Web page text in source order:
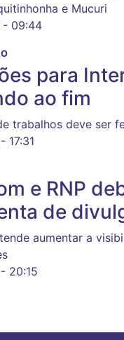
e Mucuri
09:44
para
ao fim
trabalhos deve ser
17:31
e RNP
de
aumentar a
20:15